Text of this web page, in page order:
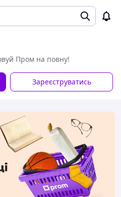
Пром на повну!
Зареєструватись